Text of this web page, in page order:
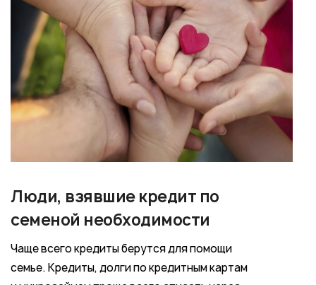
Люди, взявшие кредит по
семеной необходимости
Чаще всего кредиты берутся для помощи
семье. Кредиты, долги по кредитным картам